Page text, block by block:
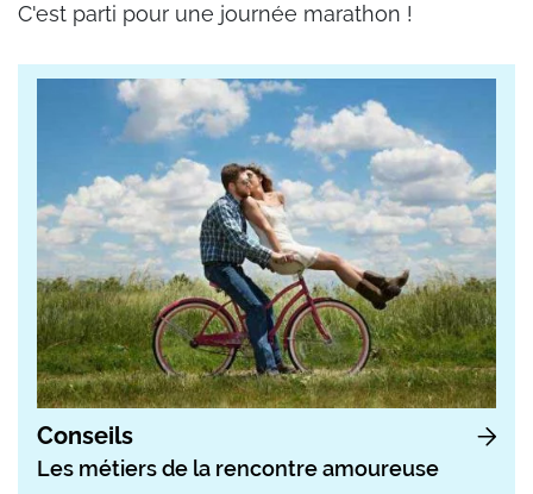
C'est parti pour une journée marathon !
Conseils
Les métiers de la rencontre amoureuse